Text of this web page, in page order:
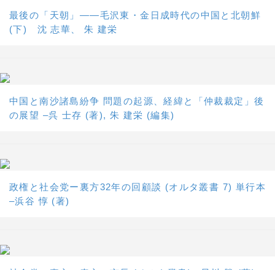
最後の「天朝」――毛沢東・金日成時代の中国と北朝鮮
(下) 沈 志華、 朱 建栄
中国と南沙諸島紛争 問題の起源、経緯と「仲裁裁定」後
の展望 –呉 士存 (著), 朱 建栄 (編集)
政権と社会党ー裏方32年の回顧談 (オルタ叢書 7) 単行本
–浜谷 惇 (著)